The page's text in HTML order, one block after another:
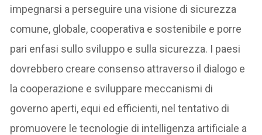
impegnarsi a perseguire una visione di sicurezza
comune, globale, cooperativa e sostenibile e porre
pari enfasi sullo sviluppo e sulla sicurezza. I paesi
dovrebbero creare consenso attraverso il dialogo e
la cooperazione e sviluppare meccanismi di
governo aperti, equi ed efficienti, nel tentativo di
promuovere le tecnologie di intelligenza artificiale a